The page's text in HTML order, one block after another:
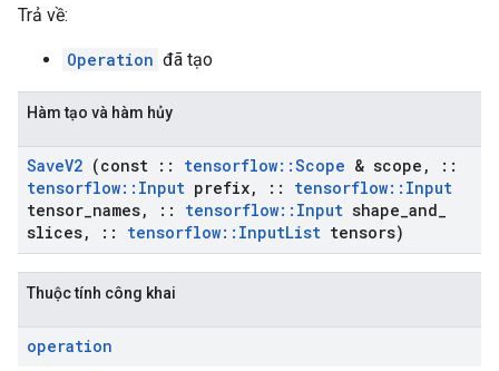
Trả về:
Operation đã tạo
Hàm tạo và hàm hủy
SaveV2 (const :: tensorflow::Scope & scope ,
::
tensorflow:: Input prefix, :: tensorflow:: Input
tensor names, :: tensorflow:: Input shape and
slices, :: tensorflow:: InputList tensors)
Thuộc tính công khai
operation